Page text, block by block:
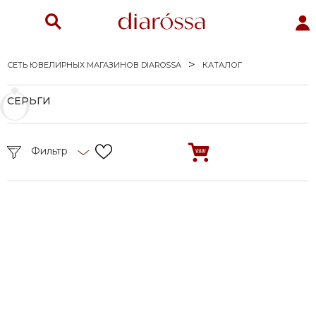
СЕТЬ ЮВЕЛИРНЫХ МАГАЗИНОВ DIAROSSA КАТАЛОГ
СЕРЬГИ
Фильтр